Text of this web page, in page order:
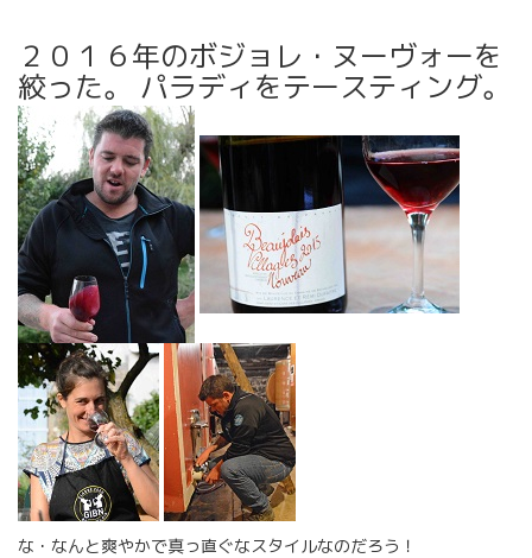
２０１６年のボジョレ・ヌーヴォーを
絞った。 パラディをテースティング。
な・なんと爽やかで真っ直ぐなスタイルなのだろう！